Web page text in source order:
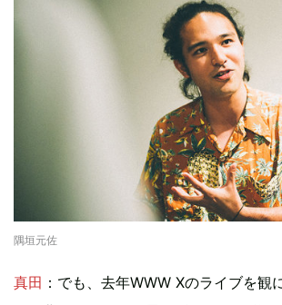
隅垣元佐
真田 ：でも、去年WWW Xのライブを観